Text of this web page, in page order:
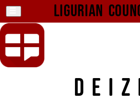
Ligurian